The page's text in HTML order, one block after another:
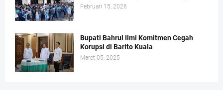
Februari 15, 2026
Bupati Bahrul Ilmi Komitmen Cegah
Korupsi di Barito Kuala
Maret 05, 2025